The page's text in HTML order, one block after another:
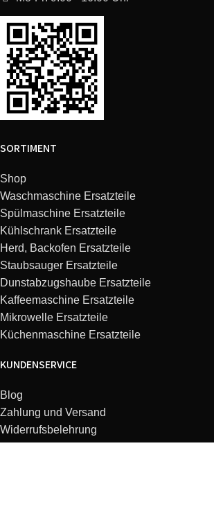
SORTIMENT
Shop
Waschmaschine Ersatzteile
Spülmaschine Ersatzteile
Kühlschrank Ersatzteile
Herd, Backofen Ersatzteile
Staubsauger Ersatzteile
Dunstabzugshaube Ersatzteile
Kaffeemaschine Ersatzteile
Mikrowelle Ersatzteile
Küchenmaschine Ersatzteile
KUNDENSERVICE
Blog
Zahlung und Versand
Widerrufsbelehrung